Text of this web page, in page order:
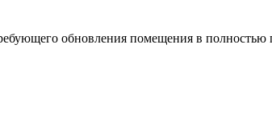
обновления помещения в полностью